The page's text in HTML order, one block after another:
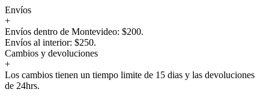
Envíos
+
Envíos dentro de Montevideo: $200.
Envíos al interior: $250.
Cambios y devoluciones
+
Los cambios tienen un tiempo limite de 15 dias y las devoluciones
de 24hrs.